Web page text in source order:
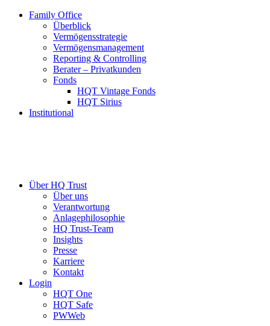
Family Office
Überblick
Vermögensstrategie
Vermögensmanagement
Reporting & Controlling
Berater – Privatkunden
Fonds
HQT Vintage Fonds
HQT Sirius
Institutional
Über HQ Trust
Über uns
Verantwortung
Anlagephilosophie
HQ Trust-Team
Insights
Presse
Karriere
Kontakt
Login
HQT One
HQT Safe
PWWeb